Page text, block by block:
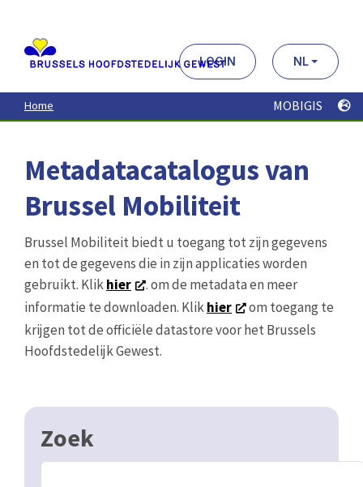
contenu
principal
LOGIN NL
Home MOBIGIS
Metadatacatalogus van
Brussel Mobiliteit
Brussel Mobiliteit biedt u toegang tot zijn gegevens
en tot de gegevens die in zijn applicaties worden
gebruikt. Klikhier
. om de metadata en meer
informatie te downloaden. Klikhier
om toegang te
krijgen tot de officiële datastore voor het Brussels
Hoofdstedelijk Gewest.
Zoek